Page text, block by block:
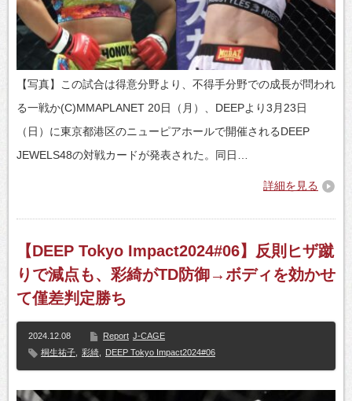
【写真】この試合は得意分野より、不得手分野での成長が問われ
る一戦か(C)MMAPLANET 20日（月）、DEEPより3月23日
（日）に東京都港区のニューピアホールで開催されるDEEP
JEWELS48の対戦カードが発表された。同日…
詳細を見る
【DEEP Tokyo Impact2024#06】反則ヒザ蹴
りで減点も、彩綺がTD防御→ボディを効かせ
て僅差判定勝ち
2024.12.08 Report J-CAGE
桐生祐子
彩綺 DEEP Tokyo Impact2024#06